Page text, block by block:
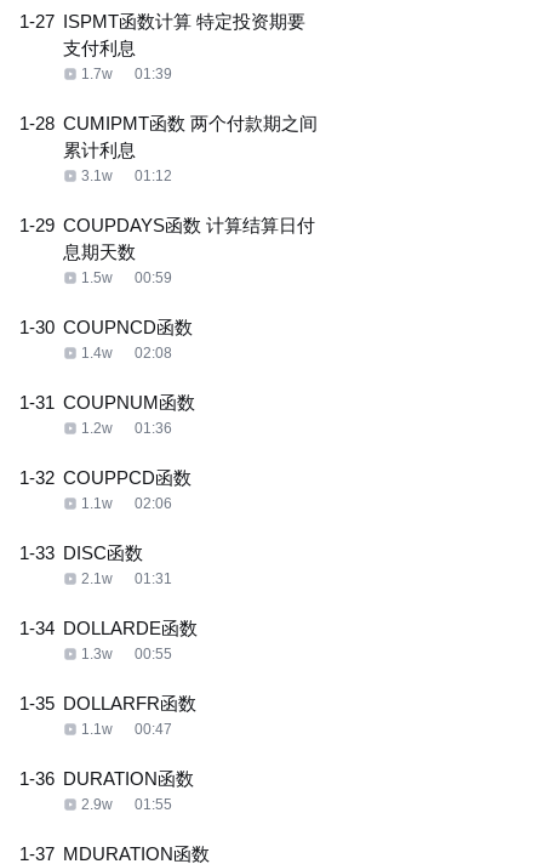
1-27 ISPMT函数计算 特定投资期要
支付利息
1.7w 01:39
1-28 CUMIPMT函数 两个付款期之间
累计利息
3.1w 01:12
1-29 COUPDAYS函数 计算结算日付
息期天数
1.5w 00:59
1-30 COUPNCD函数
1.4w 02:08
1-31 COUPNUM函数
1.2w 01:36
1-32 COUPPCD函数
1.1w 02:06
1-33 DISC函数
2.1w 01:31
1-34 DOLLARDE函数
1.3w 00:55
1-35 DOLLARFR函数
1.1w 00:47
1-36 DURATION函数
2.9w 01:55
1-37 MDURATION函数